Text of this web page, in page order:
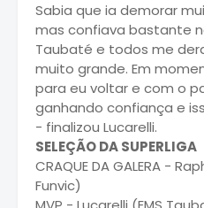
Sabia que ia demorar
mas confiava bastante
Taubaté e todos me
muito grande. Em
para eu voltar e com o
ganhando confiança e
- finalizou Lucarelli.
SELEÇÃO DA SUPERLIGA
CRAQUE DA GALERA -
Funvic)